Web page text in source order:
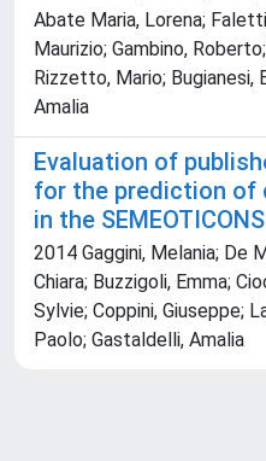
Abate Maria, Lorena;
Maurizio; Gambino,
Rizzetto, Mario; Bugianesi,
Amalia
Evaluation of
for the prediction of
in the
2014 Gaggini, Melania; De
Chiara; Buzzigoli, Emma;
Sylvie; Coppini, Giuseppe;
Paolo; Gastaldelli, Amalia